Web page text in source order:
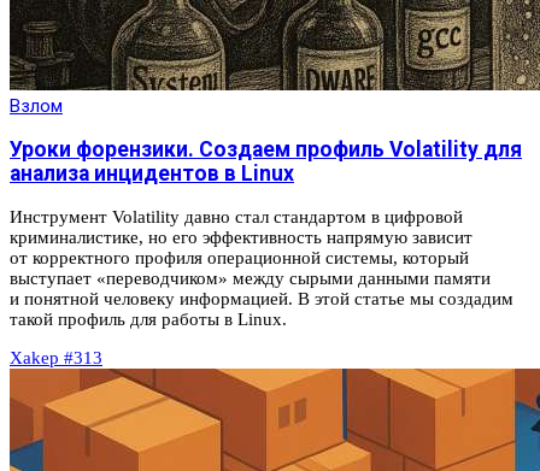
Взлом
Уроки форензики. Создаем профиль Volatility для
анализа инцидентов в Linux
Инструмент Volatility давно стал стандартом в цифровой
криминалистике, но его эффективность напрямую зависит
от корректного профиля операционной системы, который
выступает «переводчиком» между сырыми данными памяти
и понятной человеку информацией. В этой статье мы создадим
такой профиль для работы в Linux.
Xakep #313